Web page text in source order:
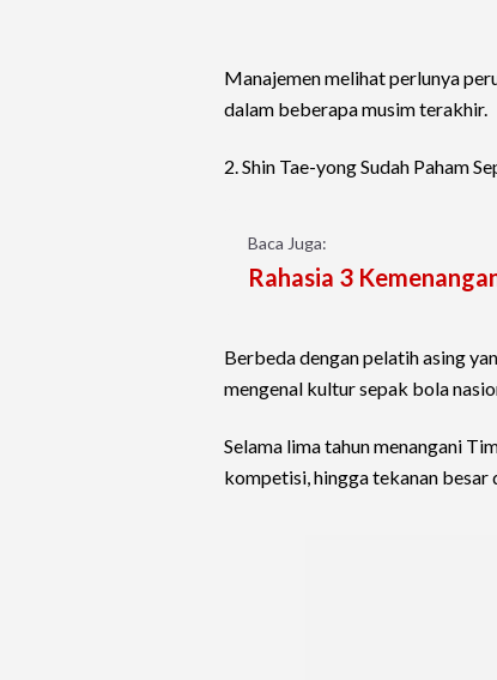
Manajemen melihat perlunya
dalam beberapa musim terakhir.
2. Shin Tae-yong Sudah Paham
Baca Juga:
Rahasia 3
Berbeda dengan pelatih asing
mengenal kultur sepak bola
Selama lima tahun menangani
kompetisi, hingga tekanan besar